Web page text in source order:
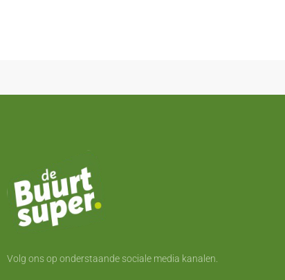
Volg ons op onderstaande sociale media kanalen.